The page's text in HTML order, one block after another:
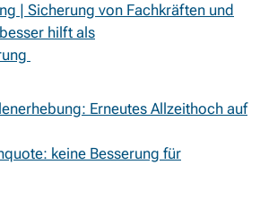
| Sicherung von Fachkräften und
hilft als
Erneutes Allzeithoch auf
keine Besserung für